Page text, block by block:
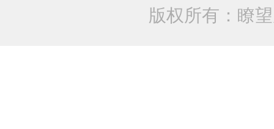
版权所有：瞭